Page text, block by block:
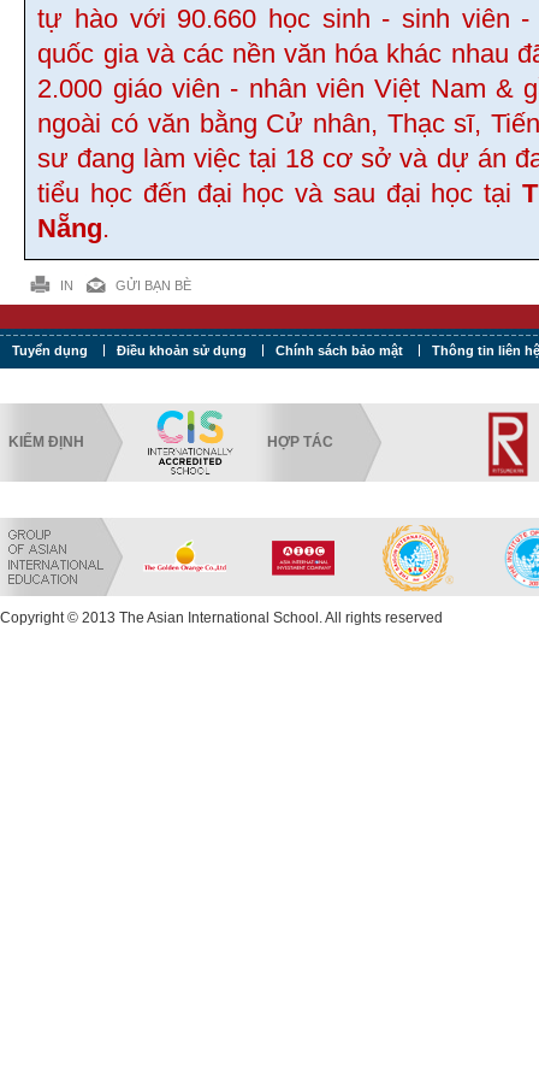
tự hào với 90.660 học sinh - sinh viên
quốc gia và các nền văn hóa khác nhau
2.000 giáo viên - nhân viên Việt Nam &
ngoài có văn bằng Cử nhân, Thạc sĩ,
sư đang làm việc tại 18 cơ sở và dự án
tiểu học đến đại học và sau đại học tại
Nẵng.
IN GỬI BẠN BÈ
Tuyển dụng Điều khoản sử dụng Chính sách bảo mật Thông tin liên hệ
KIỂM ĐỊNH HỢP TÁC
Copyright © 2013 The Asian International School. All rights reserved